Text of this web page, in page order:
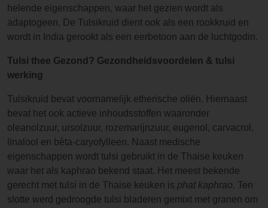
helende eigenschappen, waar het gezien wordt als
adaptogeen. De Tulsikruid dient ook als een rookkruid en
wordt in India gerookt als een eerbetoon aan de luchtgodin.
Tulsi thee Gezond? Gezondheidsvoordelen & tulsi
werking
Tulsikruid bevat voornamelijk etherische oliën. Hiernaast
bevat het ook actieve inhoudsstoffen waaronder
oleanolzuur, ursolzuur, rozemarijnzuur, eugenol, carvacrol,
linalool en bèta-caryofylleen. Naast medische
eigenschappen wordt tulsi gebruikt in de Thaise keuken
waar het als kaphrao bekend staat. Het meest bekende
gerecht met tulsi in de Thaise keuken is phat kaphrao. Ten
slotte werd gedroogde tulsi bladeren gemixt met granen om